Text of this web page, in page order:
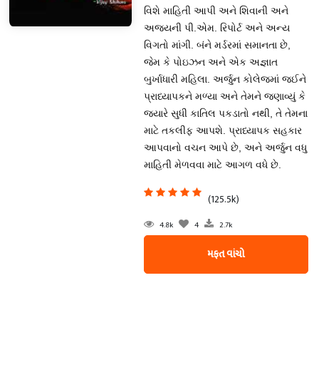
વિશે માહિતી આપી અને શિવાની અને
અજયની પી.એમ. રિપોર્ટ અને અન્ય
વિગતો માંગી. બંને મર્ડરમાં સમાનતા છે,
જેમ કે પોઇઝન અને એક અજ્ઞાત
બુર્ખાધારી મહિલા. અર્જુન કોલેજમાં જઈને
પ્રાધ્યાપકને મળ્યા અને તેમને જણાવ્યું કે
જ્યારે સુધી કાતિલ પકડાતો નથી, તે તેમના
માટે તકલીફ આપશે. પ્રાધ્યાપક સહકાર
આપવાનો વચન આપે છે, અને અર્જુન વધુ
માહિતી મેળવવા માટે આગળ વધે છે.
(125.5k)
4.8k 4 2.7k
મફત વાંચો